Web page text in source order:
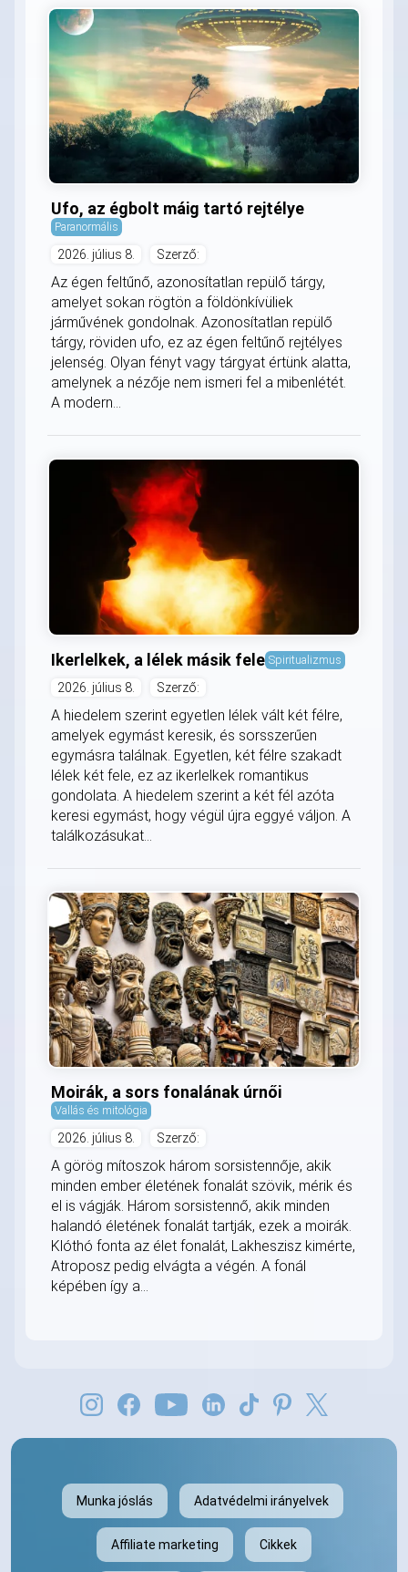
Ufo, az égbolt máig tartó rejtélye
Paranormális
2026. július 8. Szerző:
Az égen feltűnő, azonosítatlan repülő tárgy,
amelyet sokan rögtön a földönkívüliek
járművének gondolnak. Azonosítatlan repülő
tárgy, röviden ufo, ez az égen feltűnő rejtélyes
jelenség. Olyan fényt vagy tárgyat értünk alatta,
amelynek a nézője nem ismeri fel a mibenlétét.
A modern...
Ikerlelkek, a lélek másik fele Spiritualizmus
2026. július 8. Szerző:
A hiedelem szerint egyetlen lélek vált két félre,
amelyek egymást keresik, és sorsszerűen
egymásra találnak. Egyetlen, két félre szakadt
lélek két fele, ez az ikerlelkek romantikus
gondolata. A hiedelem szerint a két fél azóta
keresi egymást, hogy végül újra eggyé váljon. A
találkozásukat...
Moirák, a sors fonalának úrnői
Vallás és mitológia
2026. július 8. Szerző:
A görög mítoszok három sorsistennője, akik
minden ember életének fonalát szövik, mérik és
el is vágják. Három sorsistennő, akik minden
halandó életének fonalát tartják, ezek a moirák.
Klóthó fonta az élet fonalát, Lakheszisz kimérte,
Atroposz pedig elvágta a végén. A fonál
képében így a...
Munka jóslás Adatvédelmi irányelvek
Affiliate marketing Cikkek